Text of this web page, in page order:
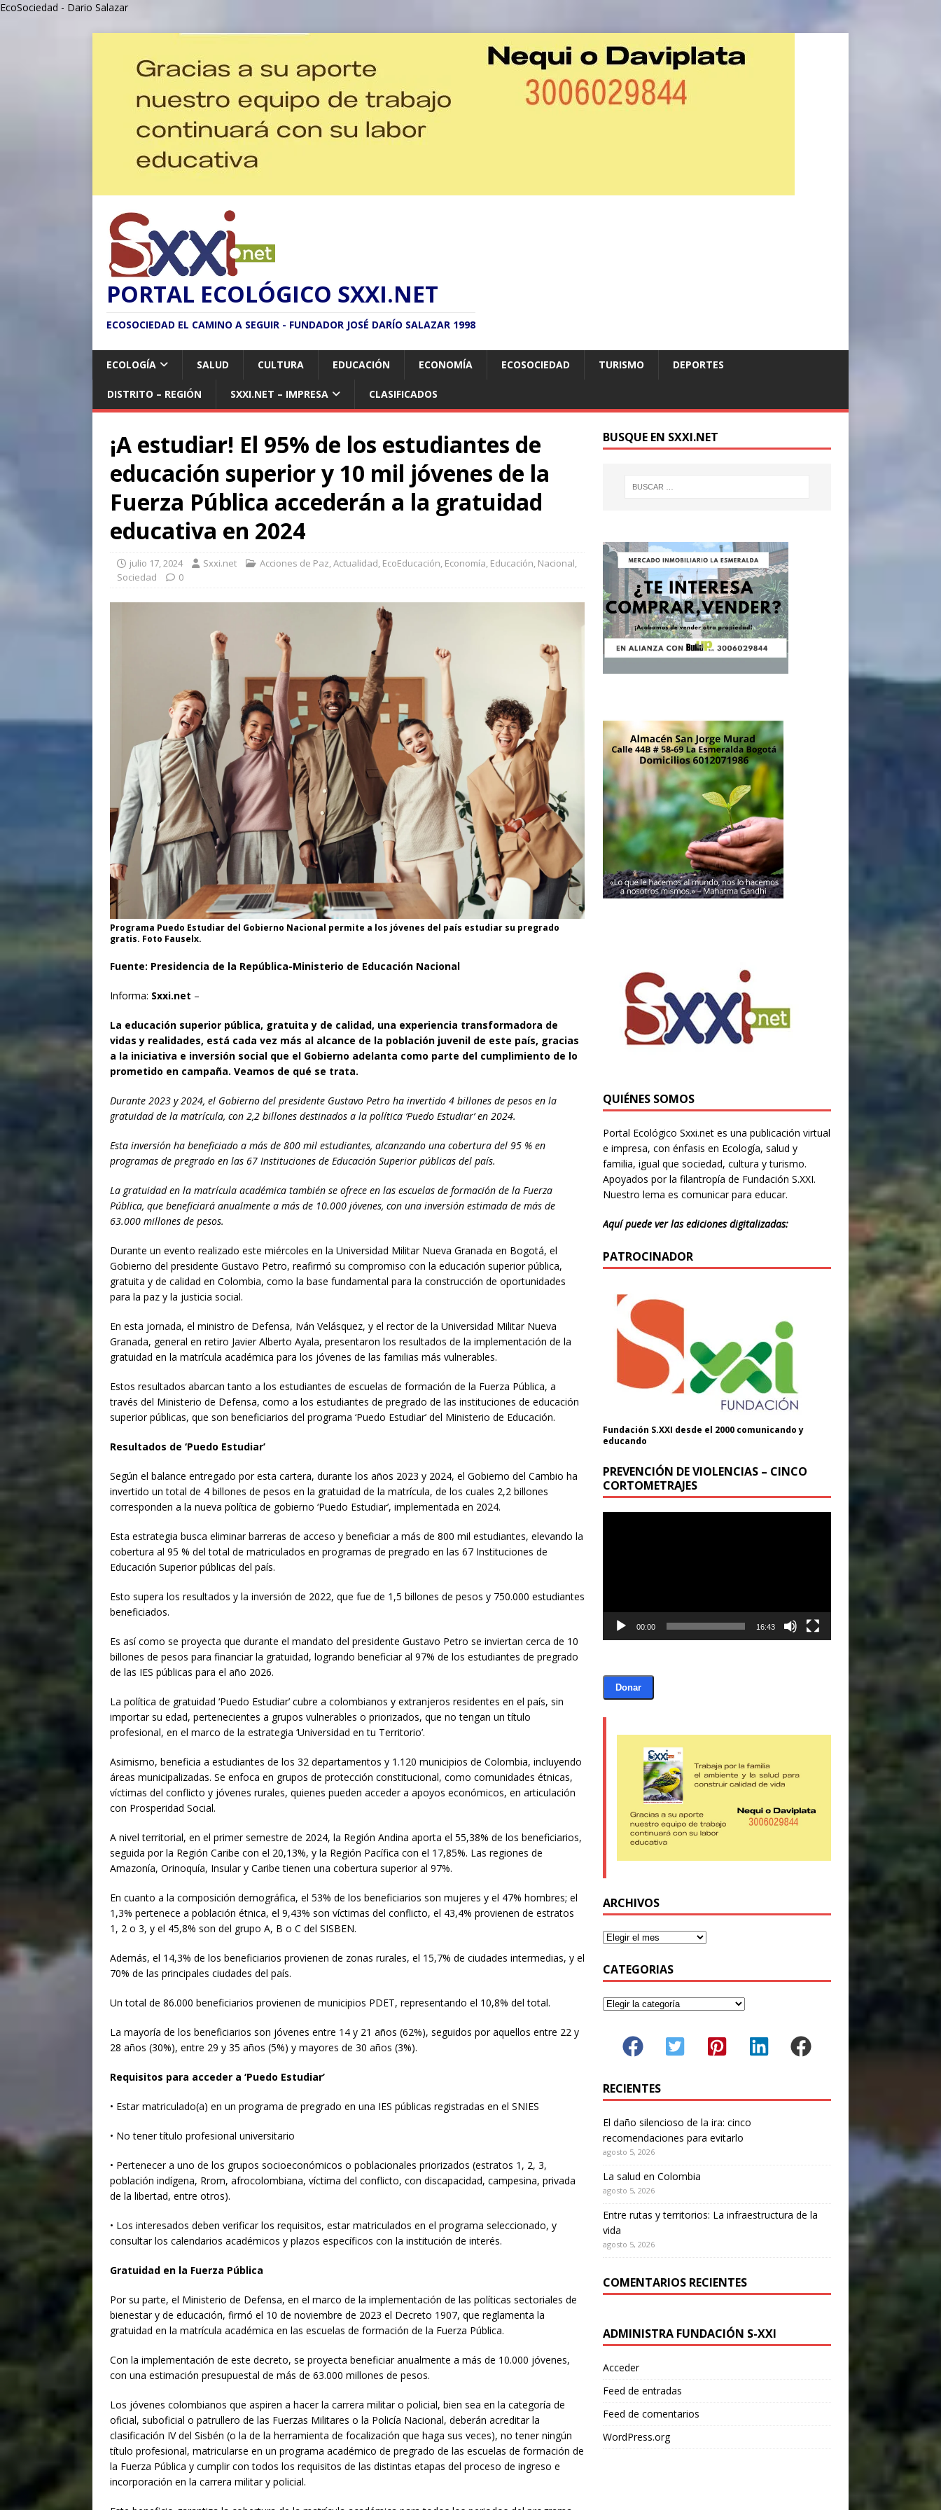
EcoSociedad - Dario Salazar
PORTAL ECOLÓGICO SXXI.NET
ECOSOCIEDAD EL CAMINO A SEGUIR - FUNDADOR JOSÉ DARÍO SALAZAR 1998
ECOLOGÍA SALUD CULTURA EDUCACIÓN ECONOMÍA ECOSOCIEDAD TURISMO DEPORTES
DISTRITO – REGIÓN SXXI.NET – IMPRESA CLASIFICADOS
¡A estudiar! El 95% de los estudiantes de
educación superior y 10 mil jóvenes de la
Fuerza Pública accederán a la gratuidad
educativa en 2024
julio 17, 2024 Sxxi.net Acciones de Paz,Actualidad, EcoEducación, Economía, Educación, Nacional,
Sociedad
0
Programa Puedo Estudiar del Gobierno Nacional permite a los jóvenes del país estudiar su pregrado
gratis. Foto Fauselx.
Fuente: Presidencia de la República-Ministerio de Educación Nacional
Informa: Sxxi.net –
La educación superior pública, gratuita y de calidad, una experiencia transformadora de
vidas y realidades, está cada vez más al alcance de la población juvenil de este país, gracias
a la iniciativa e inversión social que el Gobierno adelanta como parte del cumplimiento de lo
prometido en campaña. Veamos de qué se trata.
Durante 2023 y 2024, el Gobierno del presidente Gustavo Petro ha invertido 4 billones de pesos en la
gratuidad de la matrícula, con 2,2 billones destinados a la política ‘Puedo Estudiar’ en 2024.
Esta inversión ha beneficiado a más de 800 mil estudiantes, alcanzando una cobertura del 95 % en
programas de pregrado en las 67 Instituciones de Educación Superior públicas del país.
La gratuidad en la matrícula académica también se ofrece en las escuelas de formación de la Fuerza
Pública, que beneficiará anualmente a más de 10.000 jóvenes, con una inversión estimada de más de
63.000 millones de pesos.
Durante un evento realizado este miércoles en la Universidad Militar Nueva Granada en Bogotá, el
Gobierno del presidente Gustavo Petro, reafirmó su compromiso con la educación superior pública,
gratuita y de calidad en Colombia, como la base fundamental para la construcción de oportunidades
para la paz y la justicia social.
En esta jornada, el ministro de Defensa, Iván Velásquez, y el rector de la Universidad Militar Nueva
Granada, general en retiro Javier Alberto Ayala, presentaron los resultados de la implementación de la
gratuidad en la matrícula académica para los jóvenes de las familias más vulnerables.
Estos resultados abarcan tanto a los estudiantes de escuelas de formación de la Fuerza Pública, a
través del Ministerio de Defensa, como a los estudiantes de pregrado de las instituciones de educación
superior públicas, que son beneficiarios del programa ‘Puedo Estudiar’ del Ministerio de Educación.
Resultados de ‘Puedo Estudiar’
Según el balance entregado por esta cartera, durante los años 2023 y 2024, el Gobierno del Cambio ha
invertido un total de 4 billones de pesos en la gratuidad de la matrícula, de los cuales 2,2 billones
corresponden a la nueva política de gobierno ‘Puedo Estudiar’, implementada en 2024.
Esta estrategia busca eliminar barreras de acceso y beneficiar a más de 800 mil estudiantes, elevando la
cobertura al 95 % del total de matriculados en programas de pregrado en las 67 Instituciones de
Educación Superior públicas del país.
Esto supera los resultados y la inversión de 2022, que fue de 1,5 billones de pesos y 750.000 estudiantes
beneficiados.
Es así como se proyecta que durante el mandato del presidente Gustavo Petro se inviertan cerca de 10
billones de pesos para financiar la gratuidad, logrando beneficiar al 97% de los estudiantes de pregrado
de las IES públicas para el año 2026.
La política de gratuidad ‘Puedo Estudiar’ cubre a colombianos y extranjeros residentes en el país, sin
importar su edad, pertenecientes a grupos vulnerables o priorizados, que no tengan un título
profesional, en el marco de la estrategia ‘Universidad en tu Territorio’.
Asimismo, beneficia a estudiantes de los 32 departamentos y 1.120 municipios de Colombia, incluyendo
áreas municipalizadas. Se enfoca en grupos de protección constitucional, como comunidades étnicas,
víctimas del conflicto y jóvenes rurales, quienes pueden acceder a apoyos económicos, en articulación
con Prosperidad Social.
A nivel territorial, en el primer semestre de 2024, la Región Andina aporta el 55,38% de los beneficiarios,
seguida por la Región Caribe con el 20,13%, y la Región Pacífica con el 17,85%. Las regiones de
Amazonía, Orinoquía, Insular y Caribe tienen una cobertura superior al 97%.
En cuanto a la composición demográfica, el 53% de los beneficiarios son mujeres y el 47% hombres; el
1,3% pertenece a población étnica, el 9,43% son víctimas del conflicto, el 43,4% provienen de estratos
1, 2 o 3, y el 45,8% son del grupo A, B o C del SISBEN.
Además, el 14,3% de los beneficiarios provienen de zonas rurales, el 15,7% de ciudades intermedias, y el
70% de las principales ciudades del país.
Un total de 86.000 beneficiarios provienen de municipios PDET, representando el 10,8% del total.
La mayoría de los beneficiarios son jóvenes entre 14 y 21 años (62%), seguidos por aquellos entre 22 y
28 años (30%), entre 29 y 35 años (5%) y mayores de 30 años (3%).
Requisitos para acceder a ‘Puedo Estudiar’
• Estar matriculado(a) en un programa de pregrado en una IES públicas registradas en el SNIES
• No tener título profesional universitario
• Pertenecer a uno de los grupos socioeconómicos o poblacionales priorizados (estratos 1, 2, 3,
población indígena, Rrom, afrocolombiana, víctima del conflicto, con discapacidad, campesina, privada
de la libertad, entre otros).
• Los interesados deben verificar los requisitos, estar matriculados en el programa seleccionado, y
consultar los calendarios académicos y plazos específicos con la institución de interés.
Gratuidad en la Fuerza Pública
Por su parte, el Ministerio de Defensa, en el marco de la implementación de las políticas sectoriales de
bienestar y de educación, firmó el 10 de noviembre de 2023 el Decreto 1907, que reglamenta la
gratuidad en la matrícula académica en las escuelas de formación de la Fuerza Pública.
Con la implementación de este decreto, se proyecta beneficiar anualmente a más de 10.000 jóvenes,
con una estimación presupuestal de más de 63.000 millones de pesos.
Los jóvenes colombianos que aspiren a hacer la carrera militar o policial, bien sea en la categoría de
oficial, suboficial o patrullero de las Fuerzas Militares o la Policía Nacional, deberán acreditar la
clasificación IV del Sisbén (o la de la herramienta de focalización que haga sus veces), no tener ningún
título profesional, matricularse en un programa académico de pregrado de las escuelas de formación de
la Fuerza Pública y cumplir con todos los requisitos de las distintas etapas del proceso de ingreso e
incorporación en la carrera militar y policial.
BUSQUE EN SXXI.NET
QUIÉNES SOMOS
Portal Ecológico Sxxi.net es una publicación virtual
e impresa, con énfasis en Ecología, salud y
familia, igual que sociedad, cultura y turismo.
Apoyados por la filantropía de Fundación S.XXI.
Nuestro lema es comunicar para educar.
Aquí puede ver las ediciones digitalizadas:
PATROCINADOR
Fundación S.XXI desde el 2000 comunicando y
educando
PREVENCIÓN DE VIOLENCIAS – CINCO
CORTOMETRAJES
00:00 16:43
Donación
Introduce la cantidad (USD):
$1.00
Donar
ARCHIVOS
CATEGORIAS
RECIENTES
El daño silencioso de la ira: cinco
recomendaciones para evitarlo
agosto 5, 2026
La salud en Colombia
agosto 5, 2026
Entre rutas y territorios: La infraestructura de la
vida
agosto 5, 2026
COMENTARIOS RECIENTES
ADMINISTRA FUNDACIÓN S-XXI
Acceder
Feed de entradas
Feed de comentarios
WordPress.org